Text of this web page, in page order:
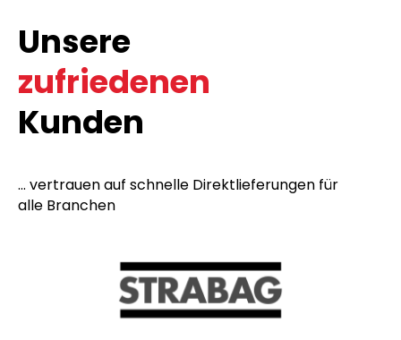
Unsere
zufriedenen
Kunden
... vertrauen auf schnelle Direktlieferungen für
alle Branchen